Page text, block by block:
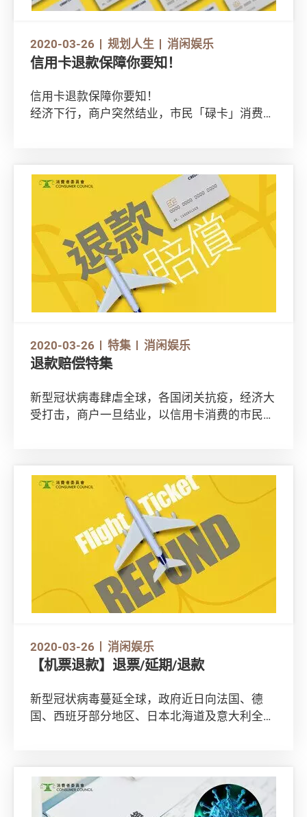
2020-03-26 规划人生 消闲娱乐
信用卡退款保障你要知！
信用卡退款保障你要知！
经济下行，商户突然结业，市民「碌卡」消费
构8个信用卡退款机制背后的冷知识！
2020-03-26 特集 消闲娱乐
退款赔偿特集
新型冠状病毒肆虐全球，各国闭关抗疫，经济大
受打击，商户一旦结业，以信用卡消费的市民可
集，告诉你在疫情下如何保障自己的消费权益。
2020-03-26 消闲娱乐
【机票退款】退票/延期/退款
新型冠状病毒蔓延全球，政府近日向法国、德
国、西班牙部分地区、日本北海道及意大利全
记得睇清楚航空公司或旅行社网页条款，了解机
票可否取消、更改日期，或是否收取手续费等。